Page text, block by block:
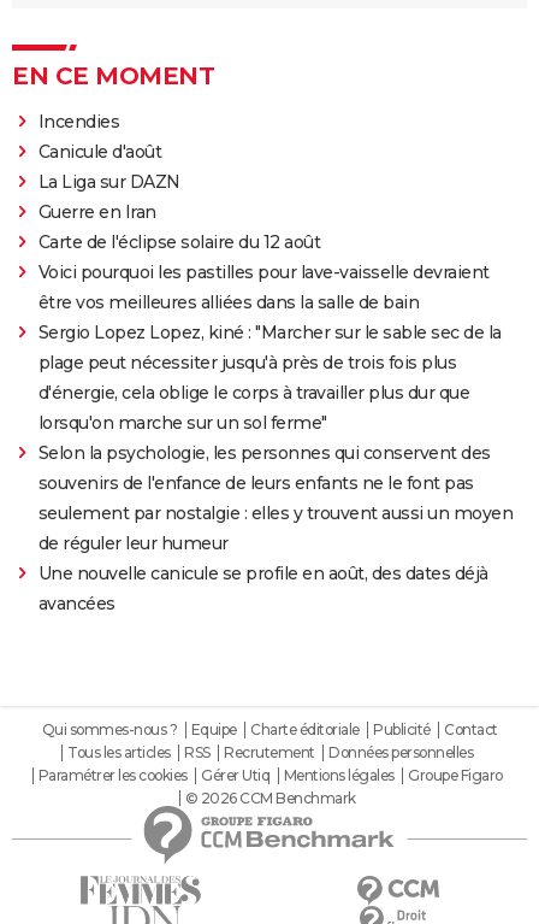
EN CE MOMENT
Incendies
Canicule d'août
La Liga sur DAZN
Guerre en Iran
Carte de l'éclipse solaire du 12 août
Voici pourquoi les pastilles pour lave-vaisselle devraient
être vos meilleures alliées dans la salle de bain
Sergio Lopez Lopez, kiné : "Marcher sur le sable sec de la
plage peut nécessiter jusqu'à près de trois fois plus
d'énergie, cela oblige le corps à travailler plus dur que
lorsqu'on marche sur un sol ferme"
Selon la psychologie, les personnes qui conservent des
souvenirs de l'enfance de leurs enfants ne le font pas
seulement par nostalgie : elles y trouvent aussi un moyen
de réguler leur humeur
Une nouvelle canicule se profile en août, des dates déjà
avancées
Qui sommes-nous ? Equipe Charte éditoriale Publicité
Contact
Tous les articles
RSS Recrutement
Données personnelles
Paramétrer les cookies
Gérer Utiq Mentions légales
Groupe Figaro
© 2026 CCM Benchmark